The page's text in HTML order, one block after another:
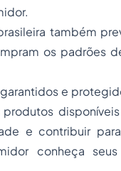
também
os padrões
e
e contribuir
conheça